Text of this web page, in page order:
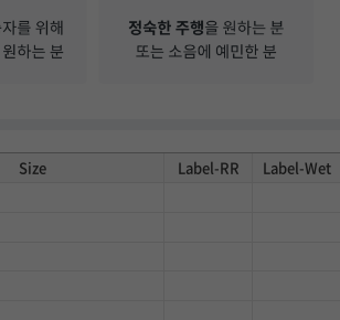
Size Label-RR Label-Wet